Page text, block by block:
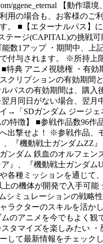
ggene_eternal 【動作
用の場合も、お客様のご
。 ■【エターナルパス】
テージ(CAPITAL)の挑戦
数1アップ ・期間中、上
付与されます。 ※所持
特典 アニメ視聴権 ・有
クリプションの有効期間
パスの有効期間は、購
月同日がない場合、翌月
→
「SDガンダム ジージ
特徴】 ■参戦作品数96作
出撃せよ！ ※参戦作品、
、『機動戦士ガンダム
ンダム 鉄血のオルフェン
』、『機動戦士ガンダム
各種ミッションを通じて
上の機体が開発で入手可
シミュレーションの戦略
ラクターのスキルを活か
のアニメを今でもよく
タマイズを楽しみたい
して最新情報をチェック